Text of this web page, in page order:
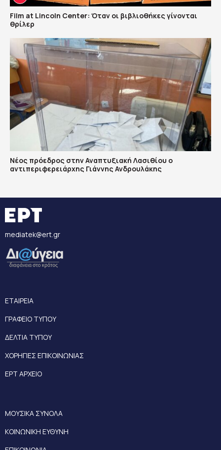
Film at Lincoln Center: Όταν οι βιβλιοθήκες γίνονται
θρίλερ
Νέος πρόεδρος στην Αναπτυξιακή Λασιθίου ο
αντιπεριφερειάρχης Γιάννης Ανδρουλάκης
mediatek@ert.gr
ΕΤΑΙΡΕΙΑ
ΓΡΑΦΕΙΟ ΤΥΠΟΥ
ΔΕΛΤΙΑ ΤΥΠΟΥ
ΧΟΡΗΓΙΕΣ ΕΠΙΚΟΙΝΩΝΙΑΣ
ΕΡΤ ΑΡΧΕΙΟ
ΜΟΥΣΙΚΑ ΣΥΝΟΛΑ
ΚΟΙΝΩΝΙΚΗ ΕΥΘΥΝΗ